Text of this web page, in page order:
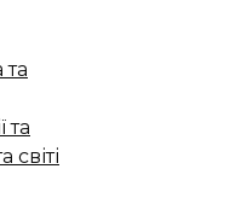
та
світі